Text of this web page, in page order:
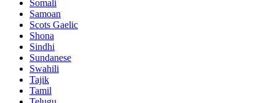
Somali
Samoan
Scots Gaelic
Shona
Sindhi
Sundanese
Swahili
Tajik
Tamil